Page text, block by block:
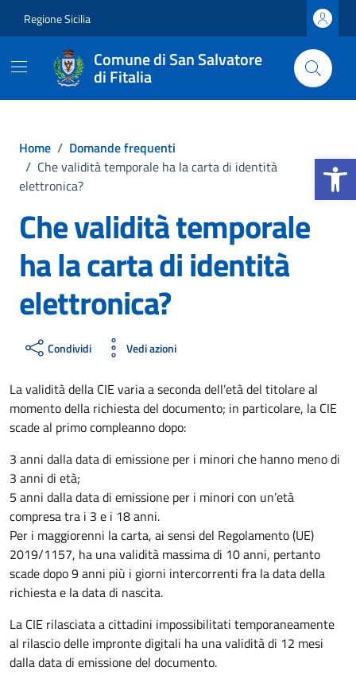
Apri la
Regione Sicilia
Comune di San Salvatore
di Fitalia
Home / Domande frequenti
/ Che validità temporale ha la carta di identità
elettronica?
Che validità temporale
ha la carta di identità
elettronica?
Condividi Vedi azioni
La validità della CIE varia a seconda dell’età del titolare al
momento della richiesta del documento; in particolare, la CIE
scade al primo compleanno dopo:
3 anni dalla data di emissione per i minori che hanno meno di
3 anni di età;
5 anni dalla data di emissione per i minori con un’età
compresa tra i 3 e i 18 anni.
Per i maggiorenni la carta, ai sensi del Regolamento (UE)
2019/1157, ha una validità massima di 10 anni, pertanto
scade dopo 9 anni più i giorni intercorrenti fra la data della
richiesta e la data di nascita.
La CIE rilasciata a cittadini impossibilitati temporaneamente
al rilascio delle impronte digitali ha una validità di 12 mesi
dalla data di emissione del documento.